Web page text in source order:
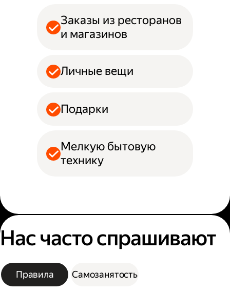
Заказы из ресторанов
и магазинов
Личные вещи
Подарки
Мелкую бытовую
технику
Нас часто спрашивают
Правила Самозанятость